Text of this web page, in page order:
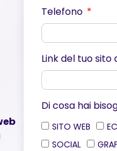
Telefono
Link del tuo sito
Di cosa hai
SITO WEB
SOCIAL